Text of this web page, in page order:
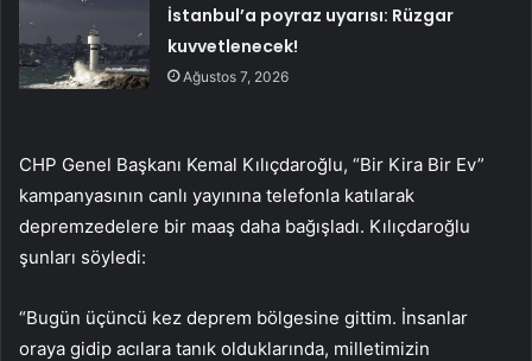
İstanbul’a poyraz uyarısı: Rüzgar
kuvvetlenecek!
Ağustos 7, 2026
CHP Genel Başkanı Kemal Kılıçdaroğlu, “Bir Kira Bir Ev”
kampanyasının canlı yayınına telefonla katılarak
depremzedelere bir maaş daha bağışladı. Kılıçdaroğlu
şunları söyledi:
“Bugün üçüncü kez deprem bölgesine gittim. İnsanlar
oraya gidip acılara tanık olduklarında, milletimizin